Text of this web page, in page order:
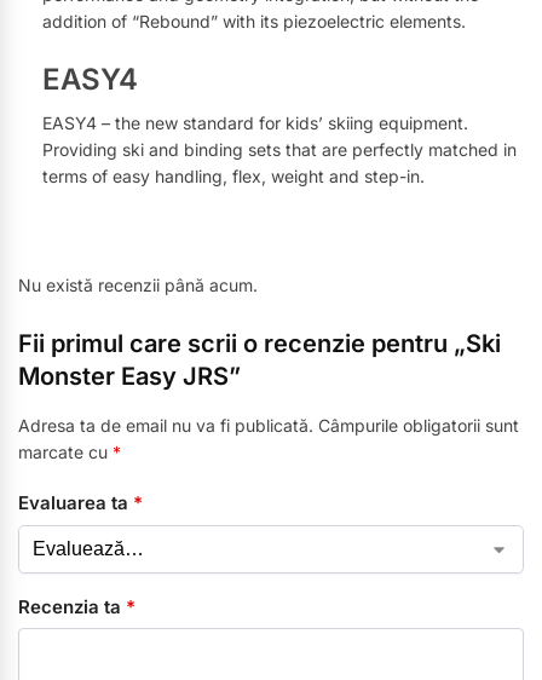
addition of “Rebound” with its piezoelectric elements.
EASY4
EASY4 – the new standard for kids’ skiing equipment.
Providing ski and binding sets that are perfectly matched in
terms of easy handling, flex, weight and step-in.
Nu există recenzii până acum.
Fii primul care scrii o recenzie pentru „Ski
Monster Easy JRS”
Adresa ta de email nu va fi publicată. Câmpurile obligatorii sunt
marcate cu *
Evaluarea ta *
Recenzia ta *